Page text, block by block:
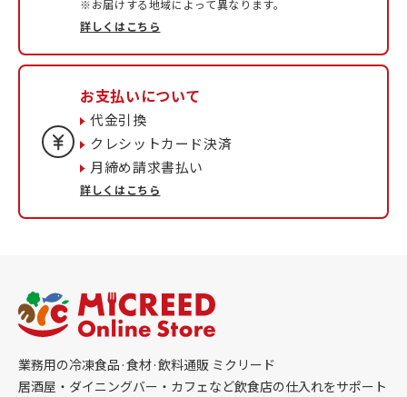
※お届けする地域によって異なります。
詳しくはこちら
お支払いについて
代金引換
クレシットカード決済
月締め請求書払い
詳しくはこちら
業務用の冷凍食品·食材·飲料通販 ミクリード
居酒屋・ダイニングバー・カフェなど飲食店の仕入れをサポート